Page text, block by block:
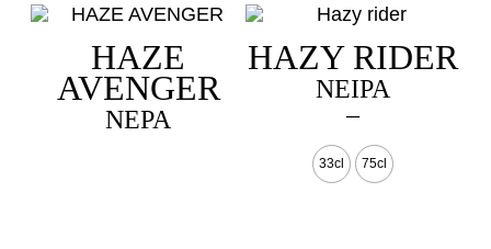
HAZE
AVENGER
NEPA
HAZY RIDER
NEIPA
–
de
prix :
3,50 €
Ce
produit
33cl 75cl